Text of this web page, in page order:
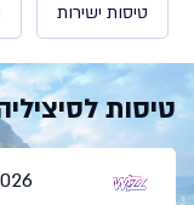
טיסות ישירות
טיסות